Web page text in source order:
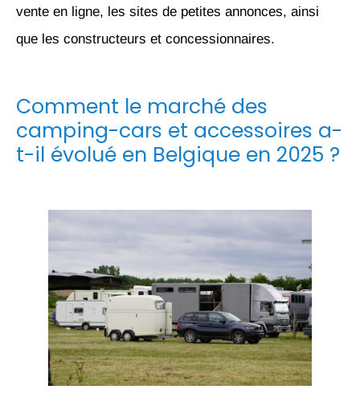
vente en ligne, les sites de petites annonces, ainsi
que les constructeurs et concessionnaires.
Comment le marché des
camping-cars et accessoires a-
t-il évolué en Belgique en 2025 ?